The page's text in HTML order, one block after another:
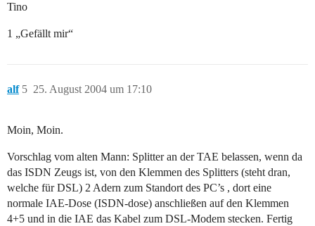
Tino
1 „Gefällt mir“
alf 25. August 2004 um 17:10
5
Moin, Moin.
Vorschlag vom alten Mann: Splitter an der TAE belassen, wenn da
das ISDN Zeugs ist, von den Klemmen des Splitters (steht dran,
welche für DSL) 2 Adern zum Standort des PC’s , dort eine
normale IAE-Dose (ISDN-dose) anschließen auf den Klemmen
4+5 und in die IAE das Kabel zum DSL-Modem stecken. Fertig